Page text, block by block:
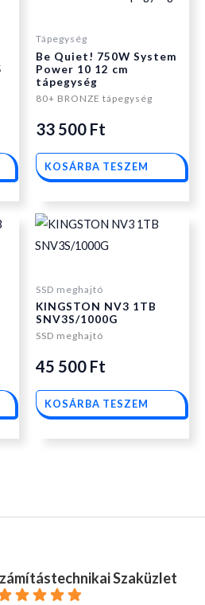
Tápegység
Be Quiet! 750W System
Power 10 12 cm
tápegység
80+ BRONZE tápegység
33 500 Ft
KOSÁRBA TESZEM
SSD meghajtó
KINGSTON NV3 1TB
SNV3S/1000G
SSD meghajtó
45 500 Ft
KOSÁRBA TESZEM
Szaküzlet